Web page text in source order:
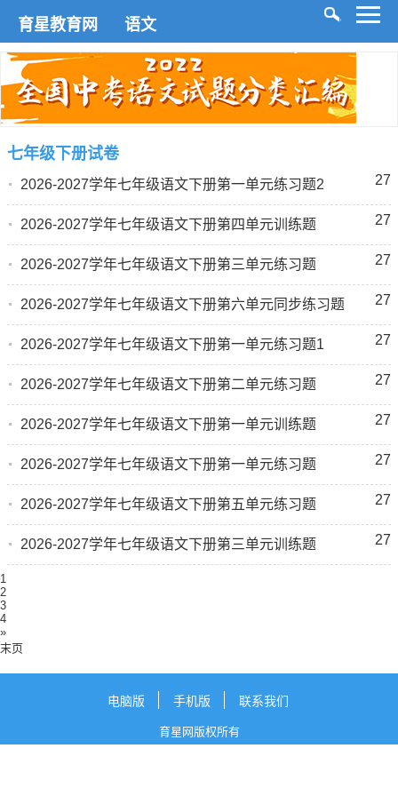
育星教育网 语文
七年级下册试卷
27
2026-2027学年七年级语文下册第一单元练习题2
27
2026-2027学年七年级语文下册第四单元训练题
27
2026-2027学年七年级语文下册第三单元练习题
27
2026-2027学年七年级语文下册第六单元同步练习题
27
2026-2027学年七年级语文下册第一单元练习题1
27
2026-2027学年七年级语文下册第二单元练习题
27
2026-2027学年七年级语文下册第一单元训练题
27
2026-2027学年七年级语文下册第一单元练习题
27
2026-2027学年七年级语文下册第五单元练习题
27
2026-2027学年七年级语文下册第三单元训练题
1
2
3
4
»
末页
电脑版 手机版 联系我们
育星网版权所有